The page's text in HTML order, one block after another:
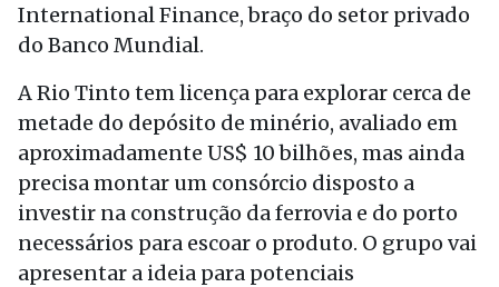
International Finance, braço do setor privado
do Banco Mundial.
A Rio Tinto tem licença para explorar cerca de
metade do depósito de minério, avaliado em
aproximadamente US$ 10 bilhões, mas ainda
precisa montar um consórcio disposto a
investir na construção da ferrovia e do porto
necessários para escoar o produto. O grupo vai
apresentar a ideia para potenciais